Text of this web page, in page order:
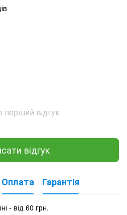
перший відгук
відгук
Оплата Гарантія
- від 60 грн.